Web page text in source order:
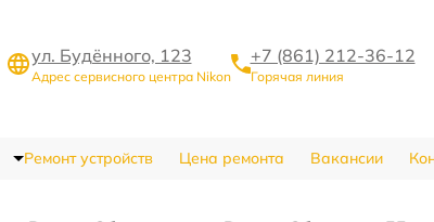
ул. Будённого, 123
Адрес сервисного центра Nikon
+7 (861) 212-36-12
Горячая линия
Ремонт устройств Цена ремонта Вакансии